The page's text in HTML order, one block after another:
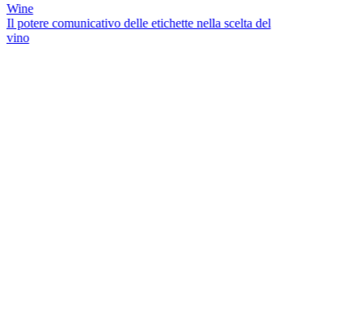
Wine
Il potere comunicativo delle etichette nella scelta del
vino